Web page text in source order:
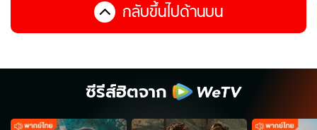
กลับขึ้นไปด้านบน
ซีรีส์ฮิตจาก